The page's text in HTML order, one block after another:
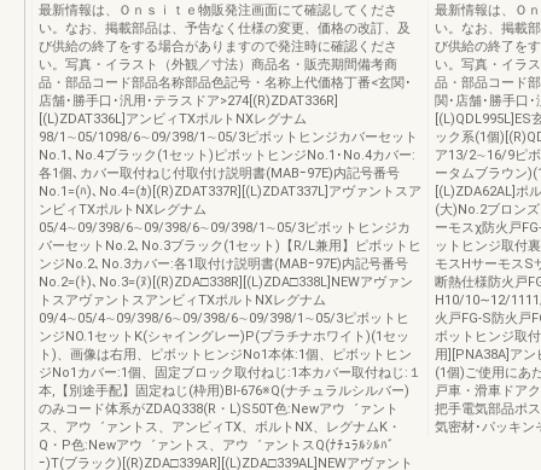
最新情報は、Ｏｎｓｉｔｅ物販発注画面にて確認してくださ
い。なお、掲載部品は、予告なく仕様の変更、価格の改訂、及
び供給の終了をする場合がありますので発注時に確認くださ
い。写真・イラスト（外観／寸法）商品名・販売期間備考商
品・部品コード部品名称部品色記号・名称上代価格丁番<玄関･
店舗･勝手口･汎用･テラスドア>274[(R)ZDAT336R]
[(L)ZDAT336L]アンビィTXポルトNXレグナム
98/1∼05/1098/6∼09/398/1∼05/3ピボットヒンジカバーセット
No.1､No.4ブラック(1セット)ピボットヒンジNo.1･No.4カバー:
各1個､カバー取付ねじ付取付け説明書(MABｰ97E)内記号番号
No.1=(ﾊ)､No.4=(ｶ)[(R)ZDAT337R][(L)ZDAT337L]アヴァントスア
ンビィTXポルトNXレグナム
05/4∼09/398/6∼09/398/6∼09/398/1∼05/3ピボットヒンジカ
バーセットNo.2､No.3ブラック(1セット)【R/L兼用】ピボットヒ
ンジNo.2､No.3カバー:各1取付け説明書(MABｰ97E)内記号番号
No.2=(ﾄ)､No.3=(ﾇ)[(R)ZDA□338R][(L)ZDA□338L]NEWアヴァン
トスアヴァントスアンビィTXポルトNXレグナム
09/4∼05/4∼09/398/6∼09/398/6∼09/398/1∼05/3ピボットヒ
ンジNO.1セットK(シャイングレー)P(プラチナホワイト)(1セッ
ト)、画像は右用、ピボットヒンジNo1本体:1個、ピボットヒン
ジNo1カバー:1個、固定ブロック取付ねじ:1本カバー取付ねじ:１
本,【別途手配】固定ねじ(枠用)BI-676※Q(ナチュラルシルバー)
のみコード体系がZDAQ338(R・L)S50T色:Newアウ゛ァント
ス、アウ゛ァントス、アンビィTX、ボルトNX、レグナムK・
Q・P色:Newアウ゛ァントス、アウ゛ァントスQ(ﾅﾁｭﾗﾙｼﾙﾊﾞ
ｰ)T(ブラック)[(R)ZDA□339AR][(L)ZDA□339AL]NEWアヴァント
最新情報は、Ｏ
い。なお、掲載
び供給の終了を
い。写真・イラ
品・部品コード
関･店舗･勝手口･
[(L)QDL995L]ES
ック系(1個
ア13/2∼16/9ピ
ータムブラウン
[(L)ZDA62AL]ポ
(大)No.2ブロン
ーモスχ防火戸
ットヒンジ取付
モスHサーモスS
断熱仕様防火戸
H10/10∼12/
火戸FG-S防火
ボットヒンジ取
用][PNA38A]ア
(1個)ご使用にあ
戸車・滑車ドア
把手電気部品ポ
気密材･パッキン